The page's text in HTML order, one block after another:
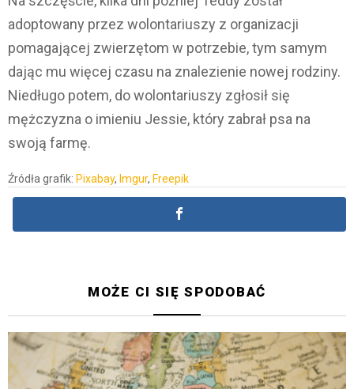
adoptowany przez wolontariuszy z organizacji
pomagającej zwierzętom w potrzebie, tym samym
dając mu więcej czasu na znalezienie nowej rodziny.
Niedługo potem, do wolontariuszy zgłosił się
mężczyzna o imieniu Jessie, który zabrał psa na
swoją farmę.
Źródła grafik: Pixabay, Imgur, Freepik
MOŻE CI SIĘ SPODOBAĆ